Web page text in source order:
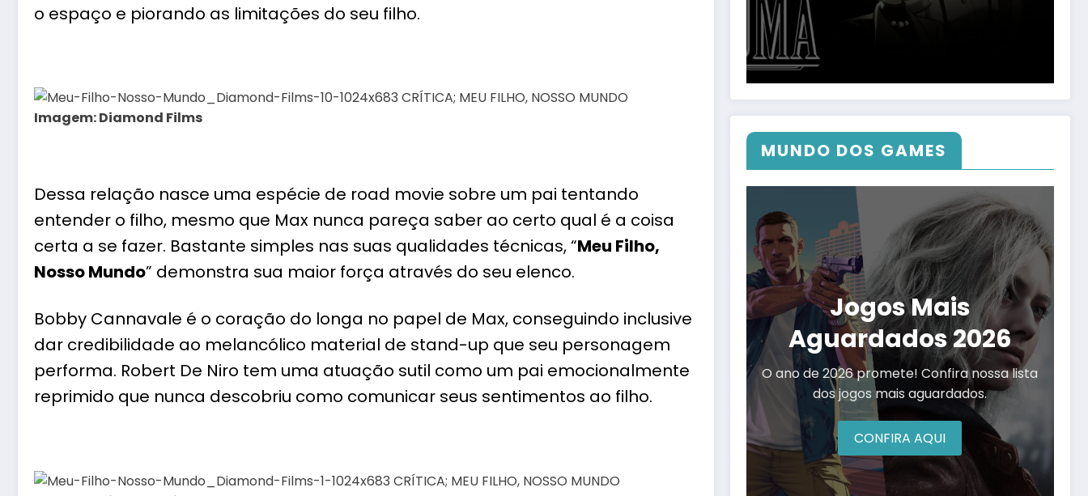
o espaço e piorando as limitações do seu filho.
Imagem: Diamond Films
Dessa relação nasce uma espécie de road movie sobre um pai tentando
entender o filho, mesmo que Max nunca pareça saber ao certo qual é a coisa
certa a se fazer. Bastante simples nas suas qualidades técnicas, “Meu Filho,
Nosso Mundo” demonstra sua maior força através do seu elenco.
Bobby Cannavale é o coração do longa no papel de Max, conseguindo inclusive
dar credibilidade ao melancólico material de stand-up que seu personagem
performa. Robert De Niro tem uma atuação sutil como um pai emocionalmente
reprimido que nunca descobriu como comunicar seus sentimentos ao filho.
MUNDO DOS GAMES
Jogos Mais
Aguardados 2026
O ano de 2026 promete! Confira nossa lista
dos jogos mais aguardados.
CONFIRA AQUI